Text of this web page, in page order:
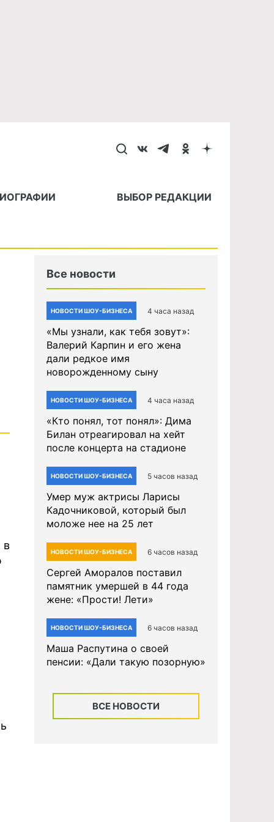
ВЫБОР РЕДАКЦИИ
в
Все новости
НОВОСТИ ШОУ-БИЗНЕСА 4 часа назад
«Мы узнали, как тебя зовут»:
Валерий Карпин и его жена
дали редкое имя
новорожденному сыну
НОВОСТИ ШОУ-БИЗНЕСА 4 часа назад
«Кто понял, тот понял»: Дима
Билан отреагировал на хейт
после концерта на стадионе
НОВОСТИ ШОУ-БИЗНЕСА 5 часов назад
Умер муж актрисы Ларисы
Кадочниковой, который был
моложе нее на 25 лет
НОВОСТИ ШОУ-БИЗНЕСА 6 часов назад
Сергей Аморалов поставил
памятник умершей в 44 года
жене: «Прости! Лети»
НОВОСТИ ШОУ-БИЗНЕСА 6 часов назад
Маша Распутина о своей
пенсии: «Дали такую позорную»
ВСЕ НОВОСТИ